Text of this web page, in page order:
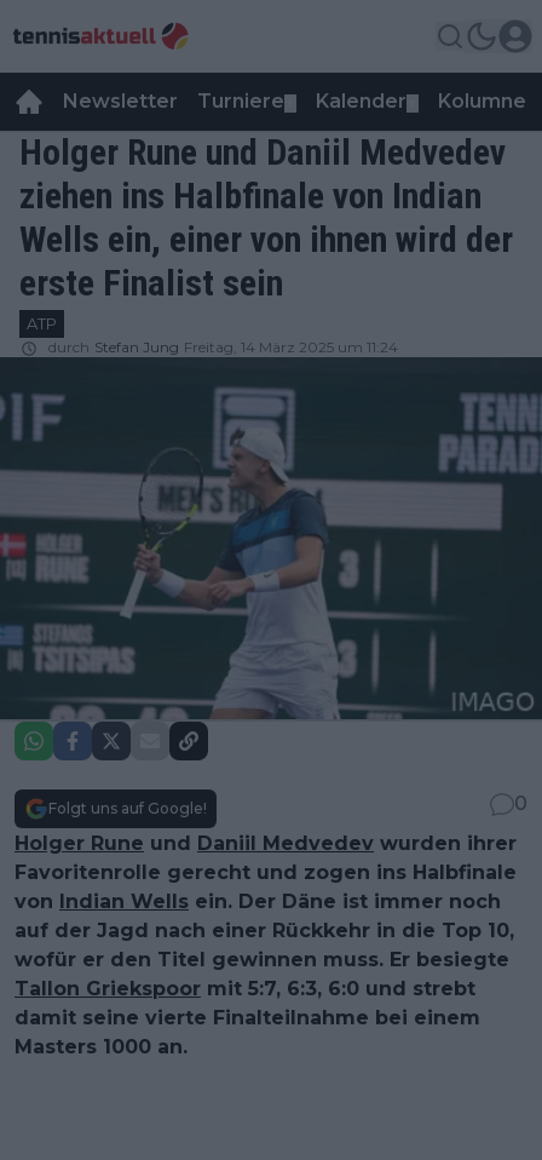
Newsletter Turniere Kalender Kolumnen
Holger Rune und Daniil Medvedev
ziehen ins Halbfinale von Indian
Wells ein, einer von ihnen wird der
erste Finalist sein
ATP
durch Stefan Jung Freitag, 14 März 2025 um 11:24
Folgt uns auf Google!
0
Holger Rune und Daniil Medvedev wurden ihrer
Favoritenrolle gerecht und zogen ins Halbfinale
von Indian Wells ein. Der Däne ist immer noch
auf der Jagd nach einer Rückkehr in die Top 10,
wofür er den Titel gewinnen muss. Er besiegte
Tallon Griekspoor mit 5:7, 6:3, 6:0 und strebt
damit seine vierte Finalteilnahme bei einem
Masters 1000 an.